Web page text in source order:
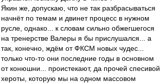
Якин же, допускаю, что не так разбрасываться
начнёт по темам и двинет процесс в нужном
русле, однако... к словам сильно обжегшегося
на тренерстве Валеры я бы прислушался... а
так, конечно, ждём от ФКСМ новых чудес...
только что-то они последние годы в основном
от конюшни... проистекают, да прочей спесивой
хероты, которую мы на одном массовом